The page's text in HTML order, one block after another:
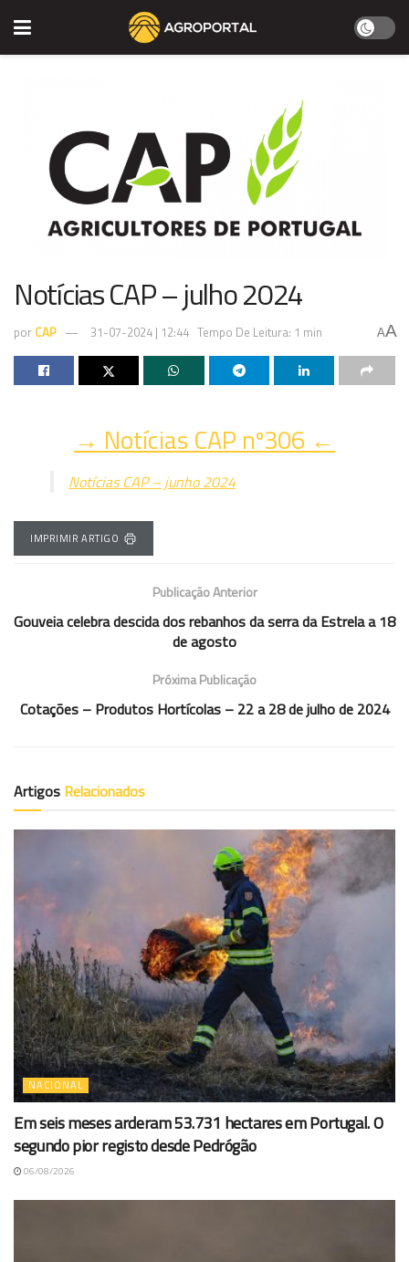
Notícias CAP – julho 2024
por CAP 31-07-2024 | 12:44 Tempo De Leitura: 1 min AA
→ Notícias CAP nº306 ←
Notícias CAP – junho 2024
IMPRIMIR ARTIGO
Publicação Anterior
Gouveia celebra descida dos rebanhos da serra da Estrela a 18
de agosto
Próxima Publicação
Cotações – Produtos Hortícolas – 22 a 28 de julho de 2024
Artigos Relacionados
NACIONAL
Em seis meses arderam 53.731 hectares em Portugal. O
segundo pior registo desde Pedrógão
06/08/2026